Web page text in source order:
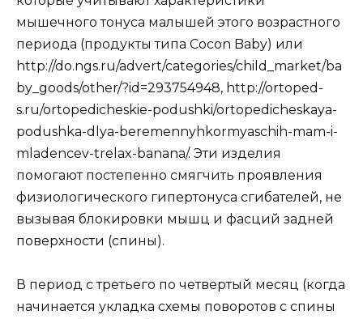
мышечного тонуса малышей этого возрастного
периода (продукты типа Cocon Baby) или
http://do.ngs.ru/advert/categories/child_market/ba
by_goods/other/?id=293754948, http://ortoped-
s.ru/ortopedicheskie-podushki/ortopedicheskaya-
podushka-dlya-beremennyhkormyaschih-mam-i-
mladencev-trelax-banana/. Эти изделия
помогают постепенно смягчить проявления
физиологического гипертонуса сгибателей, не
вызывая блокировки мышц и фасций задней
поверхности (спины).
В период с третьего по четвертый месяц (когда
начинается укладка схемы поворотов с спины